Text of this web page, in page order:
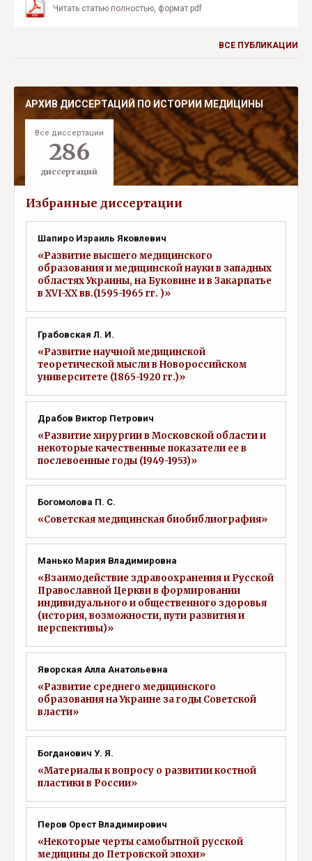
Читать статью полностью, формат pdf
ВСЕ ПУБЛИКАЦИИ
АРХИВ ДИССЕРТАЦИЙ ПО ИСТОРИИ МЕДИЦИНЫ
Все диссертации
286
диссертаций
Избранные диссертации
Шапиро Израиль Яковлевич
«Развитие высшего медицинского
образования и медицинской науки в западных
областях Украины, на Буковине и в Закарпатье
в XVI-XX вв.(1595-1965 гг. )»
Грабовская Л. И.
«Развитие научной медицинской
теоретической мысли в Новороссийском
университете (1865-1920 гг.)»
Драбов Виктор Петрович
«Развитие хирургии в Московской области и
некоторые качественные показатели ее в
послевоенные годы (1949-1953)»
Богомолова П. С.
«Советская медицинская биобиблиография»
Манько Мария Владимировна
«Взаимодействие здравоохранения и Русской
Православной Церкви в формировании
индивидуального и общественного здоровья
(история, возможности, пути развития и
перспективы)»
Яворская Алла Анатольевна
«Развитие среднего медицинского
образования на Украине за годы Советской
власти»
Богданович У. Я.
«Материалы к вопросу о развитии костной
пластики в России»
Перов Орест Владимирович
«Некоторые черты самобытной русской
медицины до Петровской эпохи»